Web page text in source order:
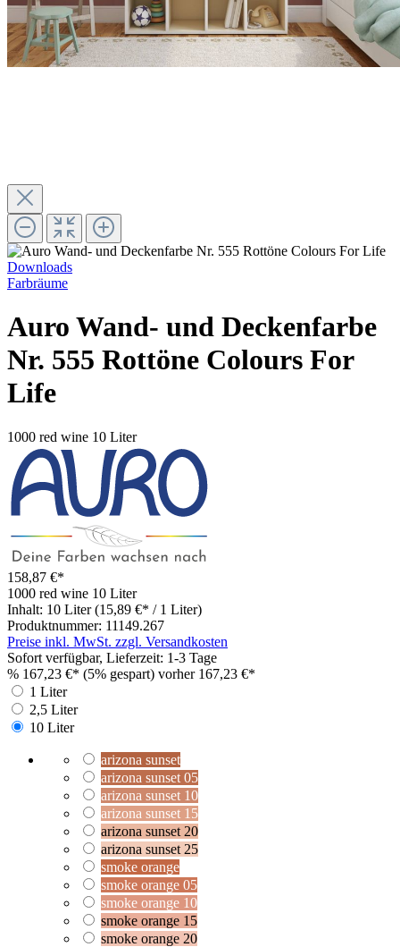
Downloads
Farbräume
Auro Wand- und Deckenfarbe
Nr. 555 Rottöne Colours For
Life
1000 red wine 10 Liter
158,87 €*
1000 red wine 10 Liter
Inhalt: 10 Liter (15,89 €* / 1 Liter)
Produktnummer: 11149.267
Preise inkl. MwSt. zzgl. Versandkosten
Sofort verfügbar, Lieferzeit: 1-3 Tage
% 167,23 €* (5% gespart) vorher 167,23 €*
1 Liter
2,5 Liter
10 Liter
arizona sunset
arizona sunset 05
arizona sunset 10
arizona sunset 15
arizona sunset 20
arizona sunset 25
smoke orange
smoke orange 05
smoke orange 10
smoke orange 15
smoke orange 20